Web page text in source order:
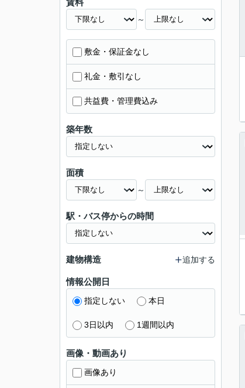
賃料
～
敷金・保証金なし
礼金・敷引なし
共益費・管理費込み
築年数
面積
～
駅・バス停からの時間
建物構造 追加する
情報公開日
指定しない 本日
3日以内 1週間以内
画像・動画あり
画像あり